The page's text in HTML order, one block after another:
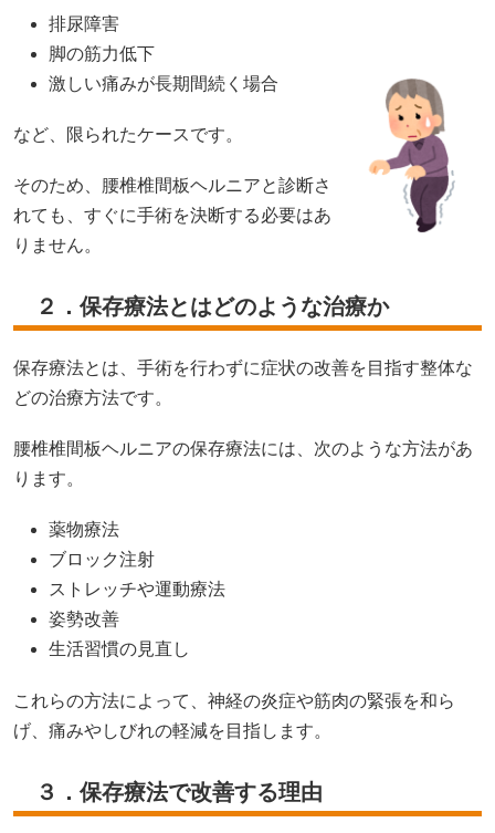
排尿障害
脚の筋力低下
激しい痛みが長期間続く場合
など、限られたケースです。
そのため、腰椎椎間板ヘルニアと診断さ
れても、すぐに手術を決断する必要はあ
りません。
２．保存療法とはどのような治療か
保存療法とは、手術を行わずに症状の改善を目指す整体な
どの治療方法です。
腰椎椎間板ヘルニアの保存療法には、次のような方法があ
ります。
薬物療法
ブロック注射
ストレッチや運動療法
姿勢改善
生活習慣の見直し
これらの方法によって、神経の炎症や筋肉の緊張を和ら
げ、痛みやしびれの軽減を目指します。
３．保存療法で改善する理由